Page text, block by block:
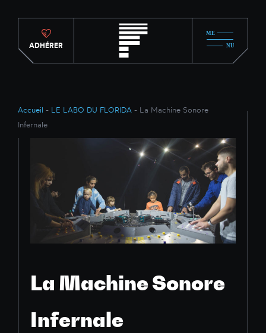
ADHÉRER
Accueil - LE LABO DU FLORIDA - La Machine Sonore
Infernale
La Machine Sonore
Infernale